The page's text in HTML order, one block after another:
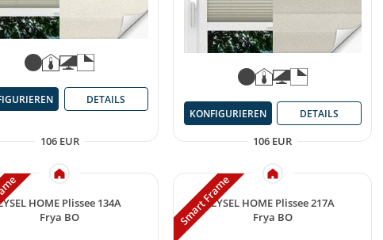
106 EUR
DETAILS
106 EUR
KONFIGURIEREN DETAILS
HOME Plissee 134A
Frya BO
LYSEL HOME Plissee 217A
Frya BO
Smart Frame